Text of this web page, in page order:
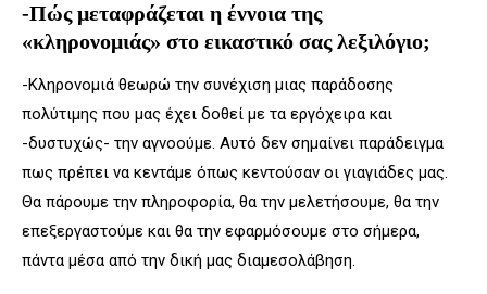
-Πώς μεταφράζεται η έννοια της
«κληρονομιάς» στο εικαστικό σας λεξιλόγιο;
-Κληρονομιά θεωρώ την συνέχιση μιας παράδοσης
πολύτιμης που μας έχει δοθεί με τα εργόχειρα και
-δυστυχώς- την αγνοούμε. Αυτό δεν σημαίνει παράδειγμα
πως πρέπει να κεντάμε όπως κεντούσαν οι γιαγιάδες μας.
Θα πάρουμε την πληροφορία, θα την μελετήσουμε, θα την
επεξεργαστούμε και θα την εφαρμόσουμε στο σήμερα,
πάντα μέσα από την δική μας διαμεσολάβηση.